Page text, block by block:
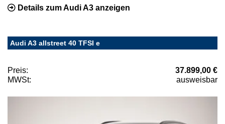
Details zum Audi A3 anzeigen
Audi A3 allstreet 40 TFSI e
Preis:
37.899,00 €
MWSt:
ausweisbar